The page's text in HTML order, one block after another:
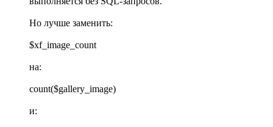
Но лучше заменить:
$xf_image_count
на:
count($gallery_image)
и: